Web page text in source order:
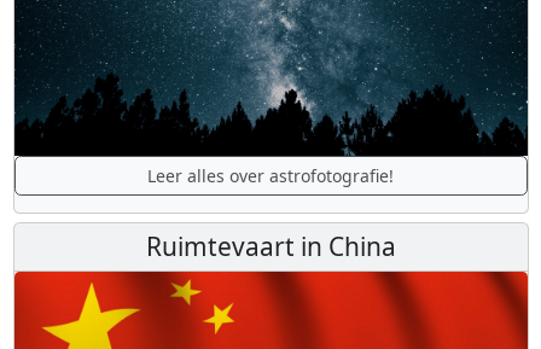
Leer alles over astrofotografie!
Ruimtevaart in China